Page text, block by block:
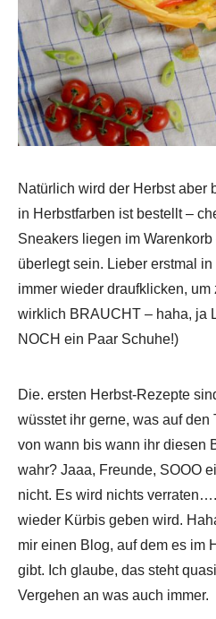
Natürlich wird der Herbst aber
in Herbstfarben ist bestellt –
Sneakers liegen im
überlegt sein. Lieber erstmal
immer wieder draufklicken,
wirklich BRAUCHT – haha, ja
NOCH ein Paar Schuhe!)
Die. ersten Herbst-Rezepte
wüsstet ihr gerne, was auf den
von wann bis wann ihr diesen
wahr? Jaaa, Freunde, SOOO
nicht. Es wird nichts
wieder Kürbis geben wird.
mir einen Blog, auf dem es im
gibt. Ich glaube, das steht
Vergehen an was auch immer.